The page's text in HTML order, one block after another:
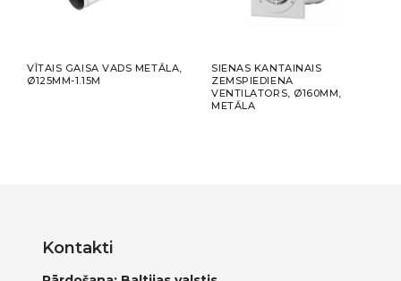
VĪTAIS GAISA VADS METĀLA,
Ø125MM-1.15M
SIENAS KANTAINAIS
ZEMSPIEDIENA
VENTILATORS, Ø160MM,
METĀLA
Kontakti